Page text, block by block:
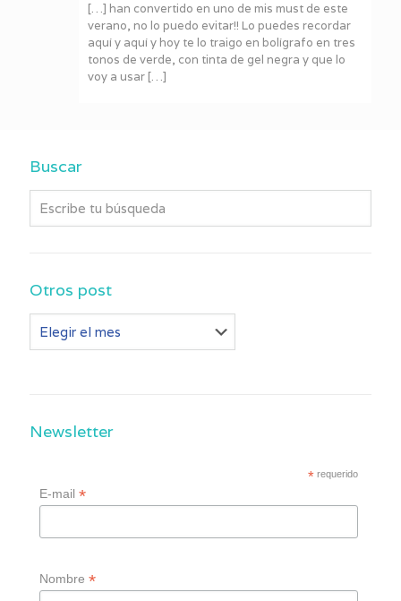
[…] han convertido en uno de mis must de este
verano, no lo puedo evitar!! Lo puedes recordar
aquí y aquí y hoy te lo traigo en bolígrafo en tres
tonos de verde, con tinta de gel negra y que lo
voy a usar […]
Buscar
Otros post
post
Newsletter
* requerido
E-mail*
Nombre*